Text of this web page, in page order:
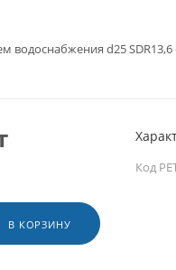
водоснабжения d25
В КОРЗИНУ
Код